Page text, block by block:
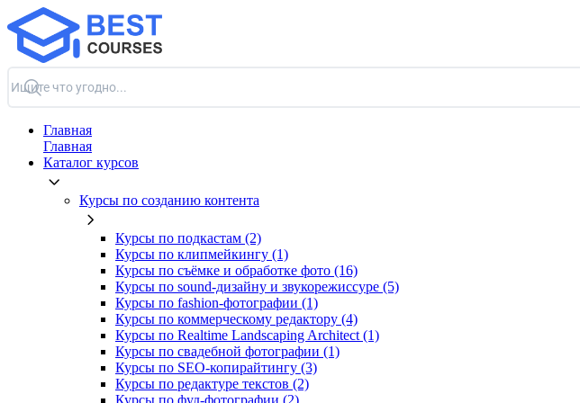
Главная
Главная
Каталог курсов
Курсы по созданию контента
Курсы по подкастам (2)
Курсы по клипмейкингу (1)
Курсы по съёмке и обработке фото (16)
Курсы по sound-дизайну и звукорежиссуре (5)
Курсы по fashion-фотографии (1)
Курсы по коммерческому редактору (4)
Курсы по Realtime Landscaping Architect (1)
Курсы по свадебной фотографии (1)
Курсы по SEO-копирайтингу (3)
Курсы по редактуре текстов (2)